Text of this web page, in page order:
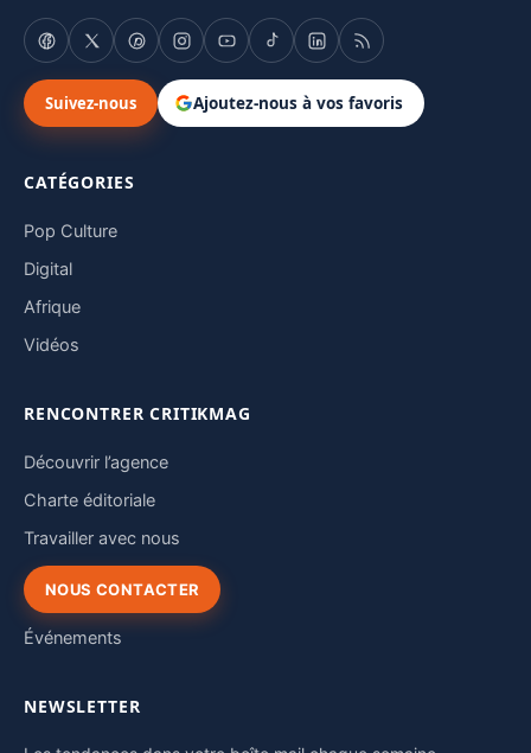
Suivez-nous Ajoutez-nous à vos favoris
CATÉGORIES
Pop Culture
Digital
Afrique
Vidéos
RENCONTRER CRITIKMAG
Découvrir l’agence
Charte éditoriale
Travailler avec nous
NOUS CONTACTER
Événements
NEWSLETTER